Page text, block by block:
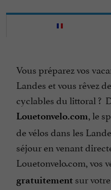
Vous préparez vos
Landes et vous rêvez
cyclables du littoral ?
Louetonvelo.com, le
de vélos dans les
séjour en venant
Louetonvelo.com, vos
gratuitement sur